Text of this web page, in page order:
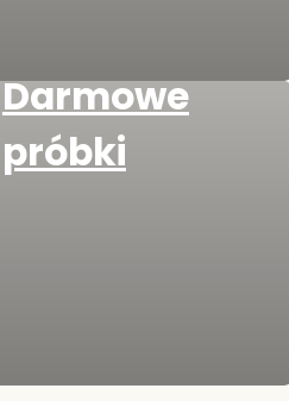
Darmowe
próbki